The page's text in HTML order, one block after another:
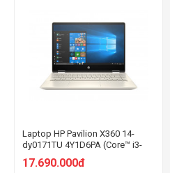
Laptop HP Pavilion X360 14-
dy0171TU 4Y1D6PA (Core™ i3-
1125G4 | 4GB | 512GB | Intel UHD
| 14 inch FHD | Win 10 | Vàng)
17.690.000đ